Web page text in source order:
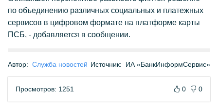
по объединению различных социальных и платежных
сервисов в цифровом формате на платформе карты
ПСБ, - добавляется в сообщении.
Автор: Служба новостей Источник: ИА «БанкИнформСервис»
Просмотров: 1251 0 0